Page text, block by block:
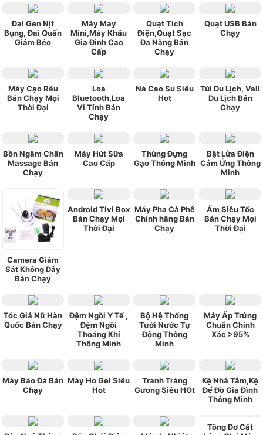
Đai Gen Nịt
Bụng, Đai Quấn
Giảm Béo
Máy May
Mini,Máy Khâu
Gia Đình Cao
Cấp
Quạt Tích
Điện,Quạt Sạc
Đa Năng Bán
Chạy
Quạt USB Bán
Chạy
Máy Cạo Râu
Bán Chạy Mọi
Thời Đại
Loa
Bluetooth,Loa
Vi Tính Bán
Chạy
Ná Cao Su Siêu
Hot
Túi Du Lịch, Vali
Du Lịch Bán
Chạy
Bồn Ngâm Chân
Massage Bán
Chạy
Máy Hút Sữa
Cao Cấp
Thùng Đựng
Gạo Thông Minh
Bật Lửa Điện
Cảm Ứng Thông
Minh
Camera Giám
Sát Không Dây
Bán Chạy
Android Tivi Box
Bán Chạy Mọi
Thời Đại
Máy Pha Cà Phê
Chính hãng Bán
Chạy
Ấm Siêu Tốc
Bán Chạy Mọi
Thời Đại
Tóc Giả Nữ Hàn
Quốc Bán Chạy
Đệm Ngồi Y Tế ,
Đệm Ngồi
Thoáng Khí
Thông Minh
Bộ Hệ Thống
Tưới Nước Tự
Động Thông
Minh
Máy Ấp Trứng
Chuẩn Chính
Xác >95%
Máy Bào Đá Bán
Chạy
Máy Hơ Gel Siêu
Hot
Tranh Tráng
Gương Siêu HOt
Kệ Nhà Tắm,Kệ
Để Đồ Gia Đình
Thông Minh
Tông Đơ Cắt